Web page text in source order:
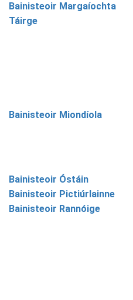
Bainisteoir Margaíochta
Táirge
Bainisteoir Miondíola
Bainisteoir Óstáin
Bainisteoir Pictiúrlainne
Bainisteoir Rannóige